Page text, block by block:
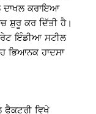
ਦਾਖਲ ਕਰਾਇਆ
ਸ਼ੁਰੂ ਕਰ ਦਿੱਤੀ ਹੈ।
ਇੰਡੀਆ ਸਟੀਲ
ਭਿਆਨਕ ਹਾਦਸਾ
ਫੈਕਟਰੀ ਵਿਖੇ